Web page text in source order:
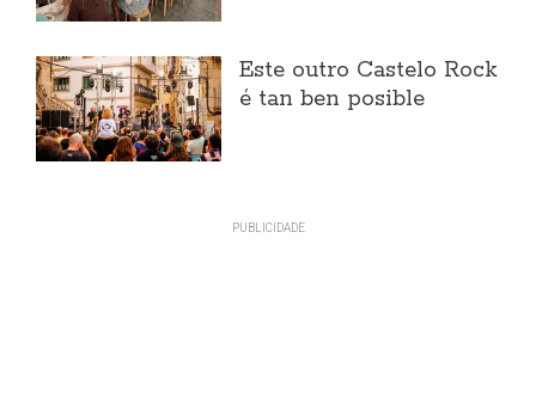
Este outro Castelo Rock
é tan ben posible